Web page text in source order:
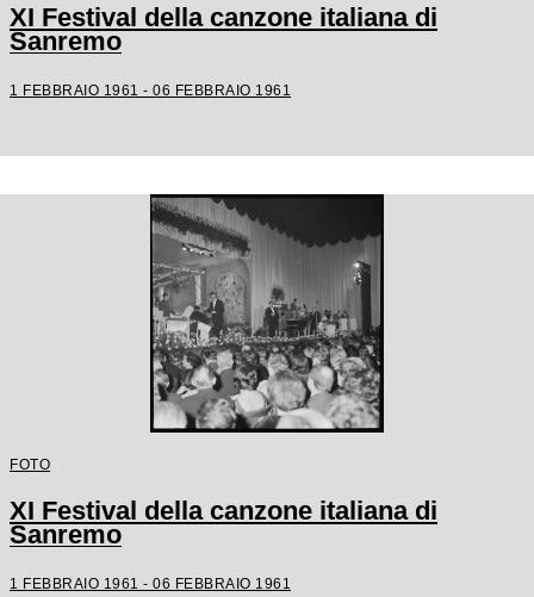
XI Festival della canzone italiana di
Sanremo
1 FEBBRAIO 1961 - 06 FEBBRAIO 1961
FOTO
XI Festival della canzone italiana di
Sanremo
1 FEBBRAIO 1961 - 06 FEBBRAIO 1961